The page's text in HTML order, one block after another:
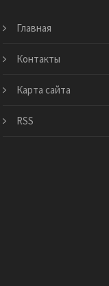
Главная
Контакты
Карта сайта
RSS